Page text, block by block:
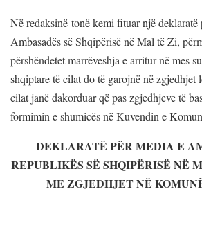
Në redaksinë tonë kemi fituar një deklaratë
Ambasadës së Shqipërisë në Mal të Zi,
përshëndetet marrëveshja e arritur në mes
shqiptare të cilat do të garojnë në zgjedhjet
cilat janë dakorduar që pas zgjedhjeve të
formimin e shumicës në Kuvendin e
DEKLARATË PËR MEDIA E
REPUBLIKËS SË SHQIPËRISË NË
ME ZGJEDHJET NË